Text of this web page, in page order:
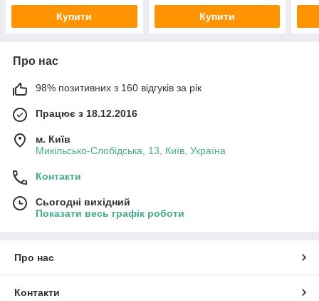
Купити Купити
Про нас
98% позитивних з 160 відгуків за рік
Працює з 18.12.2016
м. Київ
Микільсько-Слобідська, 13, Київ, Україна
Контакти
Сьогодні вихідний
Показати весь графік роботи
Про нас
Контакти